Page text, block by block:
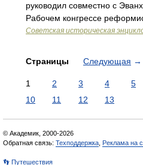
руководил совместно с
Рабочем конгрессе
Советская историческая
Страницы Следующая →
1 2 3 4 5
10
11 12 13
© Академик, 2000-2026
Обратная связь: Техподдержка Реклама на
👣 Путешествия